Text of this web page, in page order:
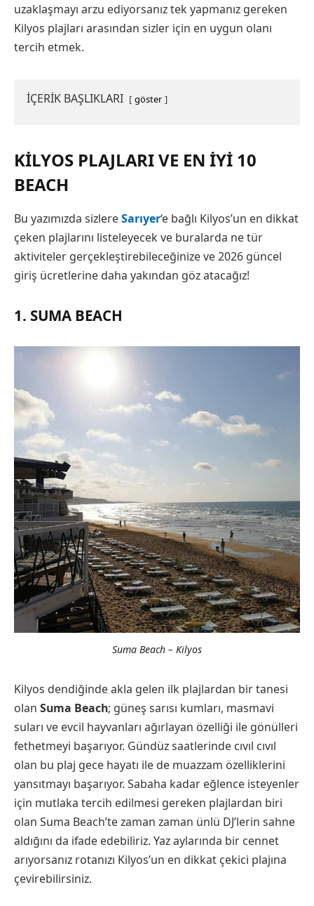
uzaklaşmayı arzu ediyorsanız tek yapmanız gereken
Kilyos plajları arasından sizler için en uygun olanı
tercih etmek.
İÇERİK BAŞLIKLARI göster
KILYOS PLAJLARI VE EN İYI 10
BEACH
Bu yazımızda sizlereSarıyer‘e bağlı Kilyos’un en dikkat
çeken plajlarını listeleyecek ve buralarda ne tür
aktiviteler gerçekleştirebileceğinize ve 2026 güncel
giriş ücretlerine daha yakından göz atacağız!
1. SUMA BEACH
Suma Beach – Kilyos
Kilyos dendiğinde akla gelen ilk plajlardan bir tanesi
olan Suma Beach; güneş sarısı kumları, masmavi
suları ve evcil hayvanları ağırlayan özelliği ile gönülleri
fethetmeyi başarıyor. Gündüz saatlerinde cıvıl cıvıl
olan bu plaj gece hayatı ile de muazzam özelliklerini
yansıtmayı başarıyor. Sabaha kadar eğlence isteyenler
için mutlaka tercih edilmesi gereken plajlardan biri
olan Suma Beach’te zaman zaman ünlü DJ’lerin sahne
aldığını da ifade edebiliriz. Yaz aylarında bir cennet
arıyorsanız rotanızı Kilyos’un en dikkat çekici plajına
çevirebilirsiniz.